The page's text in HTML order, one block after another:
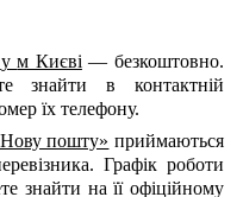
ум Києві — безкоштовно.
знайти в контактній
їх телефону.
пошту» приймаються
Графік роботи
знайти на її офіційному